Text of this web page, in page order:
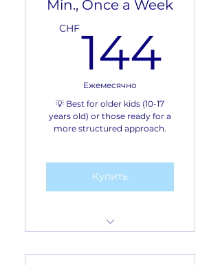
Format: Lessons are
conducted via Zoom
26 CHF per session (45
minutes)
Min., Once a Week
CHF144
Ежемесячно
💡 Best for older kids (10-17
years old) or those ready for a
more structured approach.
Купить
week